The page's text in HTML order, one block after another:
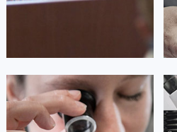
安尼塔·阿普里尔
资深理查德米勒技师
是理查德米勒售后服务中心